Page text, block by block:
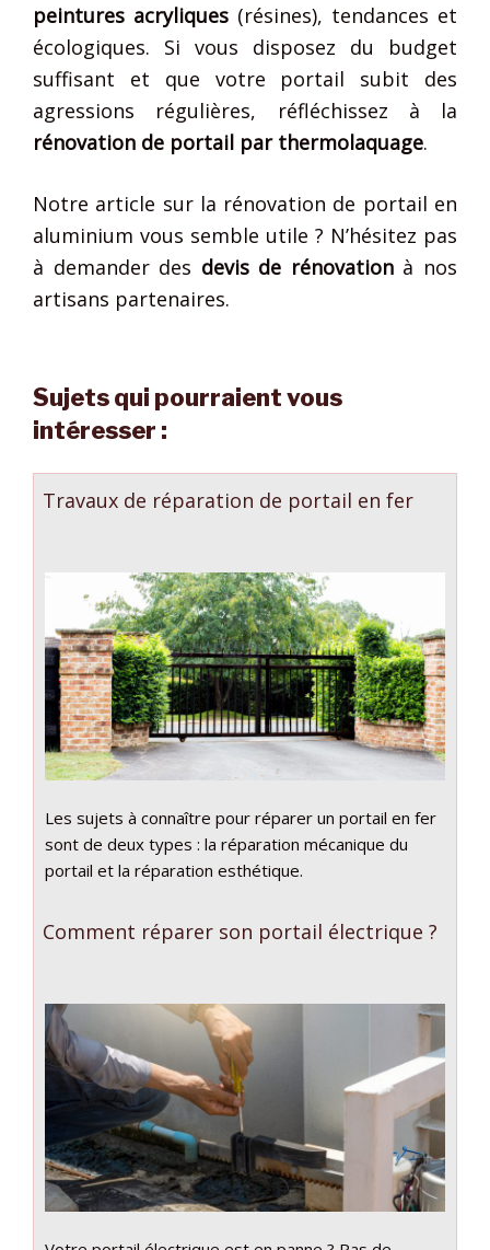
peintures acryliques (résines), tendances et
écologiques. Si vous disposez du budget
suffisant et que votre portail subit des
agressions régulières, réfléchissez à la
rénovation de portail par thermolaquage.
Notre article sur la rénovation de portail en
aluminium vous semble utile ? N’hésitez pas
à demander des devis de rénovationà nos
artisans partenaires.
Sujets qui pourraient vous
intéresser :
Travaux de réparation de portail en fer
Les sujets à connaître pour réparer un portail en fer
sont de deux types : la réparation mécanique du
portail et la réparation esthétique.
Comment réparer son portail électrique ?